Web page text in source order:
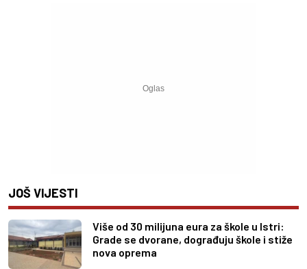
JOŠ VIJESTI
Više od 30 milijuna eura za škole u Istri:
Grade se dvorane, dograđuju škole i stiže
nova oprema